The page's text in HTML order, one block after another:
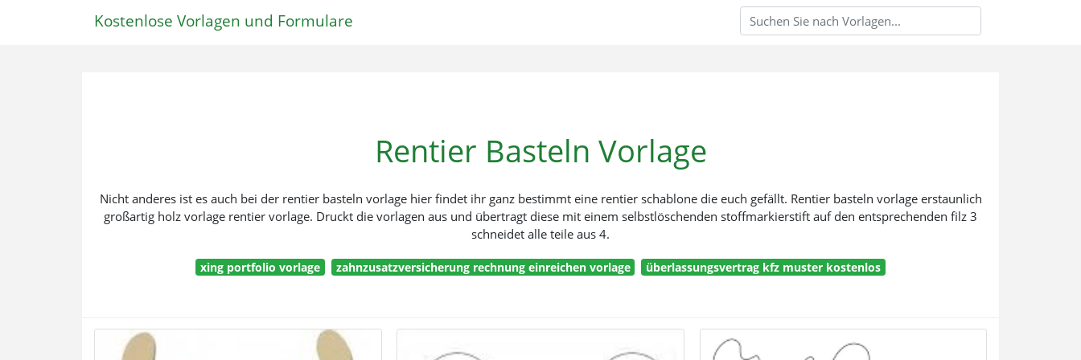
Kostenlose Vorlagen und Formulare
Rentier Basteln Vorlage
Nicht anderes ist es auch bei der rentier basteln vorlage hier findet ihr ganz bestimmt eine rentier schablone die euch gefällt. Rentier basteln vorlage erstaunlich
großartig holz vorlage rentier vorlage. Druckt die vorlagen aus und übertragt diese mit einem selbstlöschenden stoffmarkierstift auf den entsprechenden filz 3
schneidet alle teile aus 4.
xing portfolio vorlage zahnzusatzversicherung rechnung einreichen vorlage überlassungsvertrag kfz muster kostenlos